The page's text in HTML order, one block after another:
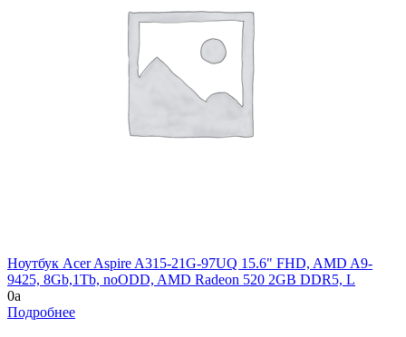
Ноутбук Acer Aspire A315-21G-97UQ 15.6" FHD, AMD A9-
9425, 8Gb,1Tb, noODD, AMD Radeon 520 2GB DDR5, L
0a
Подробнее